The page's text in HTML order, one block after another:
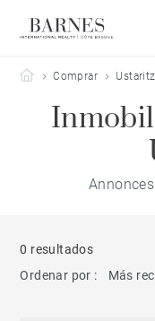
Barnes Côte Basque
Comprar Ustaritz
0 resultados
Ordenar por :
Más